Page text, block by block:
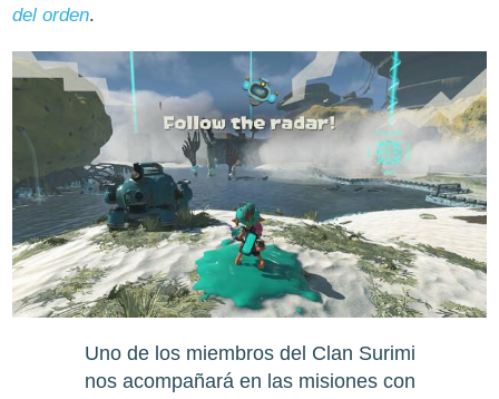
del orden.
Uno de los miembros del Clan Surimi
nos acompañará en las misiones con